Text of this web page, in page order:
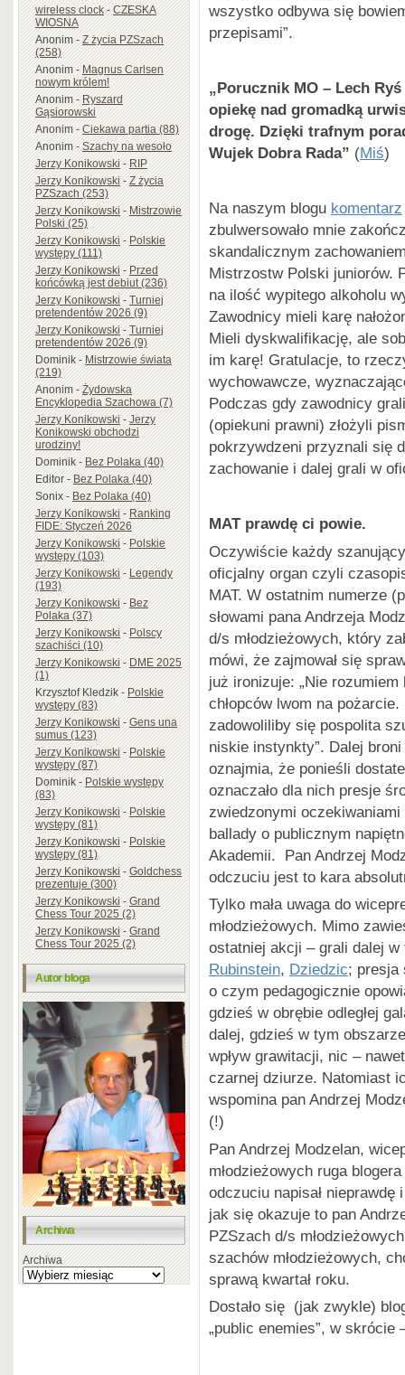
wireless clock-CZESKA
WIOSNA
Anonim-Z życia PZSzach
(258)
Anonim-Magnus Carlsen
nowym królem!
Anonim-Ryszard
Gąsiorowski
Anonim-Ciekawa partia (88)
Anonim-Szachy na wesoło
Jerzy Konikowski-RIP
Jerzy Konikowski-Z życia
PZSzach (253)
Jerzy Konikowski-Mistrzowie
Polski (25)
Jerzy Konikowski-Polskie
występy (111)
Jerzy Konikowski-Przed
końcówką jest debiut (236)
Jerzy Konikowski-Turniej
pretendentów 2026 (9)
Jerzy Konikowski-Turniej
pretendentów 2026 (9)
Dominik-Mistrzowie świata
(219)
Anonim-Żydowska
Encyklopedia Szachowa (7)
Jerzy Konikowski-Jerzy
Konikowski obchodzi
urodziny!
Dominik-Bez Polaka (40)
Editor-Bez Polaka (40)
Sonix-Bez Polaka (40)
Jerzy Konikowski-Ranking
FIDE: Styczeń 2026
Jerzy Konikowski-Polskie
występy (103)
Jerzy Konikowski-Legendy
(193)
Jerzy Konikowski-Bez
Polaka (37)
Jerzy Konikowski-Polscy
szachiści (10)
Jerzy Konikowski-DME 2025
(1)
Krzysztof Kledzik-Polskie
występy (83)
Jerzy Konikowski-Gens una
sumus (123)
Jerzy Konikowski-Polskie
występy (87)
Dominik-Polskie występy
(83)
Jerzy Konikowski-Polskie
występy (81)
Jerzy Konikowski-Polskie
występy (81)
Jerzy Konikowski-Goldchess
prezentuje (300)
Jerzy Konikowski-Grand
Chess Tour 2025 (2)
Jerzy Konikowski-Grand
Chess Tour 2025 (2)
Autor bloga
Archiwa
Archiwa
wszystko odbywa się
przepisami”.
„Porucznik MO – Lech
opiekę nad gromadką
drogę. Dzięki trafnym
Wujek Dobra Rada” (Miś)
Na naszym blogu komentarz
zbulwersowało mnie
skandalicznym
Mistrzostw Polski juniorów.
na ilość wypitego alkoholu
Zawodnicy mieli karę
Mieli dyskwalifikację, ale
im karę! Gratulacje, to
wychowawcze,
Podczas gdy zawodnicy
(opiekuni prawni) złożyli
pokrzywdzeni przyznali się
zachowanie i dalej grali w
MAT prawdę ci powie.
Oczywiście każdy
oficjalny organ czyli
MAT. W ostatnim numerze
słowami pana Andrzeja
d/s młodzieżowych, który
mówi, że zajmował się
już ironizuje: „Nie
chłopców lwom na
zadowoliliby się pospolita
niskie instynkty”. Dalej
oznajmia, że ponieśli
oznaczało dla nich presje
zwiedzonymi
ballady o publicznym
Akademii. Pan Andrzej
odczuciu jest to kara
Tylko mała uwaga do
młodzieżowych. Mimo
ostatniej akcji – grali dalej
Rubinstein, Dziedzic; presja
o czym pedagogicznie
gdzieś w obrębie odległej
dalej, gdzieś w tym
wpływ grawitacji, nic –
czarnej dziurze. Natomiast
wspomina pan Andrzej
(!)
Pan Andrzej Modzelan,
młodzieżowych ruga
odczuciu napisał nieprawdę
jak się okazuje to pan
PZSzach d/s
szachów młodzieżowych,
sprawą kwartał roku.
Dostało się (jak zwykle)
„public enemies”, w